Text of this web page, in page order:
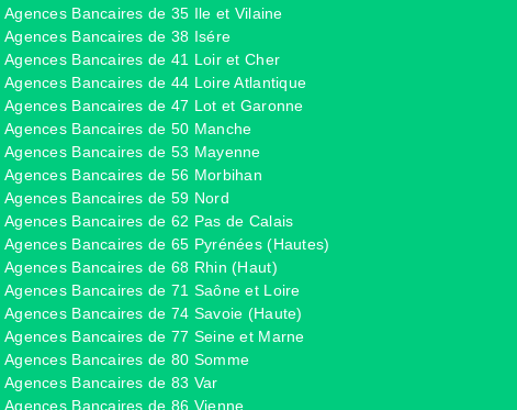
Agences Bancaires de 35 Ile et Vilaine
Agences Bancaires de 38 Isére
Agences Bancaires de 41 Loir et Cher
Agences Bancaires de 44 Loire Atlantique
Agences Bancaires de 47 Lot et Garonne
Agences Bancaires de 50 Manche
Agences Bancaires de 53 Mayenne
Agences Bancaires de 56 Morbihan
Agences Bancaires de 59 Nord
Agences Bancaires de 62 Pas de Calais
Agences Bancaires de 65 Pyrénées (Hautes)
Agences Bancaires de 68 Rhin (Haut)
Agences Bancaires de 71 Saône et Loire
Agences Bancaires de 74 Savoie (Haute)
Agences Bancaires de 77 Seine et Marne
Agences Bancaires de 80 Somme
Agences Bancaires de 83 Var
Agences Bancaires de 86 Vienne